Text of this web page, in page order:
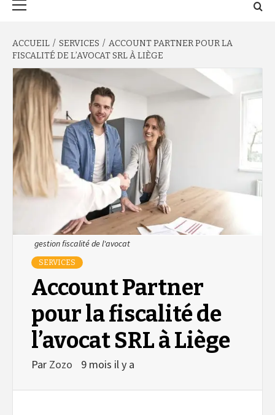
ACCUEIL SERVICES
ACCOUNT PARTNER POUR LA
FISCALITÉ DE L’AVOCAT SRL À LIÈGE
gestion fiscalité de l'avocat
SERVICES
Account Partner
pour la fiscalité de
l’avocat SRL à Liège
Par Zozo 9 mois il y a